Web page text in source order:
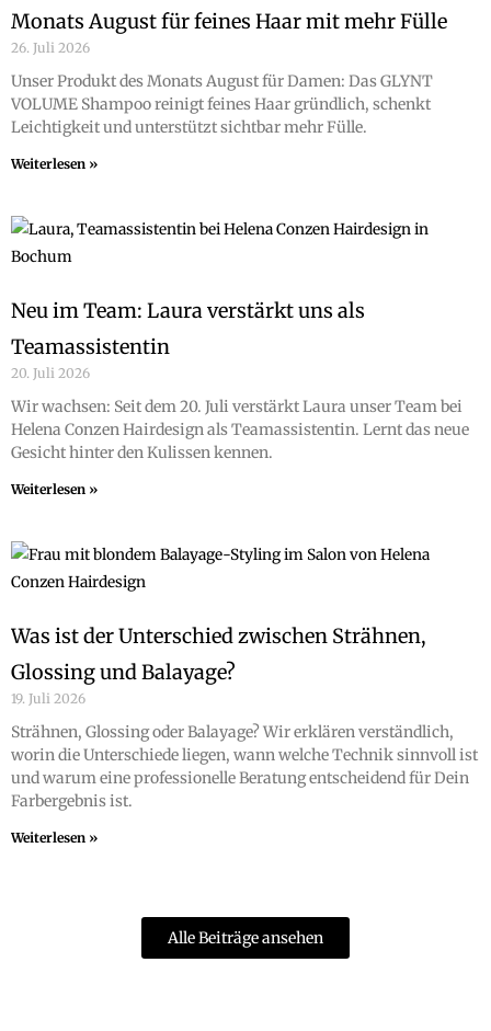
Monats August für feines Haar mit mehr Fülle
26. Juli 2026
Unser Produkt des Monats August für Damen: Das GLYNT
VOLUME Shampoo reinigt feines Haar gründlich, schenkt
Leichtigkeit und unterstützt sichtbar mehr Fülle.
Weiterlesen »
Neu im Team: Laura verstärkt uns als
Teamassistentin
20. Juli 2026
Wir wachsen: Seit dem 20. Juli verstärkt Laura unser Team bei
Helena Conzen Hairdesign als Teamassistentin. Lernt das neue
Gesicht hinter den Kulissen kennen.
Weiterlesen »
Was ist der Unterschied zwischen Strähnen,
Glossing und Balayage?
19. Juli 2026
Strähnen, Glossing oder Balayage? Wir erklären verständlich,
worin die Unterschiede liegen, wann welche Technik sinnvoll ist
und warum eine professionelle Beratung entscheidend für Dein
Farbergebnis ist.
Weiterlesen »
Alle Beiträge ansehen